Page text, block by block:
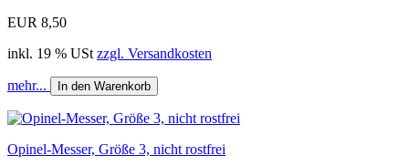
EUR 8,50
inkl. 19 % USt zzgl. Versandkosten
mehr... In den Warenkorb
Opinel-Messer, Größe 3, nicht rostfrei